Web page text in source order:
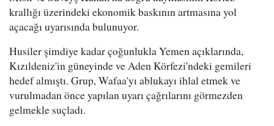
krallığı üzerindeki ekonomik baskının artmasına yol
açacağı uyarısında bulunuyor.
Husiler şimdiye kadar çoğunlukla Yemen açıklarında,
Kızıldeniz'in güneyinde ve Aden Körfezi'ndeki gemileri
hedef almıştı. Grup, Wafaa'yı ablukayı ihlal etmek ve
vurulmadan önce yapılan uyarı çağrılarını görmezden
gelmekle suçladı.